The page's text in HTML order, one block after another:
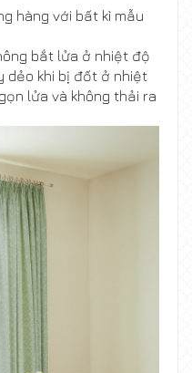
hàng với bất kì mẫu
bắt lửa ở nhiệt độ
dẻo khi bị đốt ở nhiệt
lửa và không thải ra